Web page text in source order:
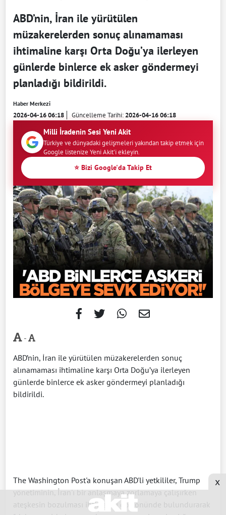
ABD’nin, İran ile yürütülen
müzakerelerden sonuç alınamaması
ihtimaline karşı Orta Doğu’ya ilerleyen
günlerde binlerce ek asker göndermeyi
planladığı bildirildi.
Haber Merkezi
2026-04-16 06:18 Güncelleme Tarihi:2026-04-16 06:18
Milli İradenin Sesi Yeni Akit
Türkiye ve dünyadaki gelişmeleri yakından takip etmek için
Google listenize Yeni Akit'i ekleyin.
⭐ Bizi Google'da Takip Et
-
ABD’nin, İran ile yürütülen müzakerelerden sonuç
alınamaması ihtimaline karşı Orta Doğu’ya ilerleyen
günlerde binlerce ek asker göndermeyi planladığı
bildirildi.
The Washington Post'a konuşan ABD'li yetkililer, Trump
yönetiminin, İran'ı bir anlaşmaya zorlamaya çalışırken
ateşkesin bozulması ihtimalini göz önünde bulundurarak
x